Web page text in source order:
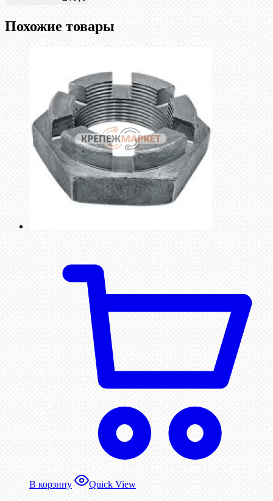
Похожие товары
В корзину Quick View